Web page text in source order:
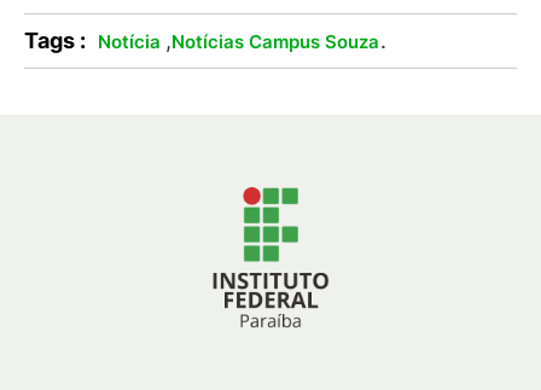
Tags : Notícia ,Notícias Campus Souza.